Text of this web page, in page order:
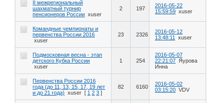
II межрегиональный
шахматный турнир
пенсионеров России xuser
2 197
2016-05-22
15:59:59 xuser
Командные чемпионаты и
первенства России 2016
xuser
23 2326
2016-05-12
13:48:11
xuser
Подмосковная весна - этап
детского Кубка России
xuser
1 254
2016-05-07
22:21:07 Яурова
Инна
Первенства России 2016
года (до 11, 13, 15, 17, 19 лет
и до 21 года)
xuser [ 1 2 3 ]
82 6160
2016-05-02
03:15:20 VDV